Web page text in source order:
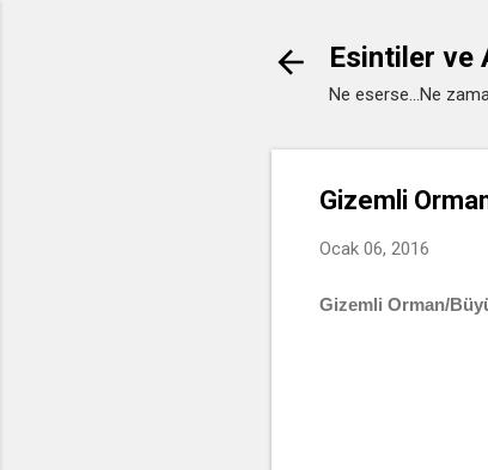
Esintiler ve
Ne eserse...Ne
Gizemli
Ocak 06, 2016
Gizemli Orman/